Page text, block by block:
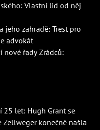
Vlastní lid od něj
jeho zahradě: Trest pro
advokát
nové řady Zrádců:
25 let: Hugh Grant se
Zellweger konečně našla